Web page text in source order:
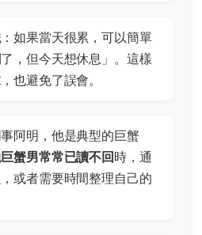
如果當天很累，可以簡單
，但今天想休息」。這樣
也避免了誤會。
阿明，他是典型的巨蟹
巨蟹男常常已讀不回時，通
或者需要時間整理自己的